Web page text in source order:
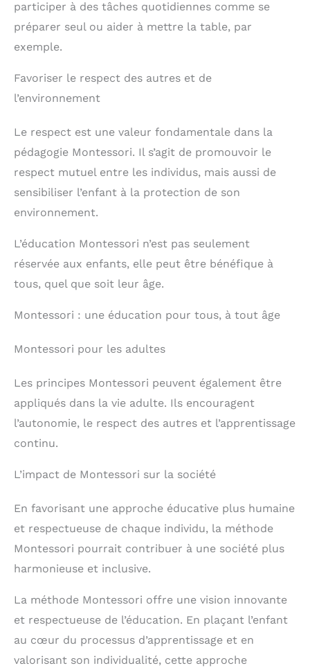
Les activités de tri et
résolution de problèmes
et la persévérance,
posant une base solide
futur
de rangement et
emmenez-les en classe,
en voyage ou en colonie
des couleurs dans le sac
pour Enfants: Ce jouet
haute qualité est de
couleur vive, bien
emballé, amusant, sûr et
sourire à votre petit
enfant. Il peut être utilisé
comme cadeau
fêtes. C'est le cadeau
participer à des tâches quotidiennes comme se
préparer seul ou aider à mettre la table, par
exemple.
Favoriser le respect des autres et de
l’environnement
Le respect est une valeur fondamentale dans la
pédagogie Montessori. Il s’agit de promouvoir le
respect mutuel entre les individus, mais aussi de
sensibiliser l’enfant à la protection de son
environnement.
L’éducation Montessori n’est pas seulement
réservée aux enfants, elle peut être bénéfique à
tous, quel que soit leur âge.
Montessori : une éducation pour tous, à tout âge
Montessori pour les adultes
Les principes Montessori peuvent également être
appliqués dans la vie adulte. Ils encouragent
l’autonomie, le respect des autres et l’apprentissage
continu.
L’impact de Montessori sur la société
En favorisant une approche éducative plus humaine
et respectueuse de chaque individu, la méthode
Montessori pourrait contribuer à une société plus
harmonieuse et inclusive.
La méthode Montessori offre une vision innovante
et respectueuse de l’éducation. En plaçant l’enfant
au cœur du processus d’apprentissage et en
valorisant son individualité, cette approche